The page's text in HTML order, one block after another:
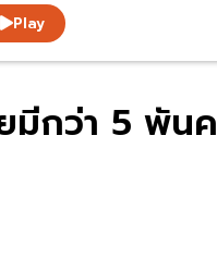
Play
มีกว่า 5 พั